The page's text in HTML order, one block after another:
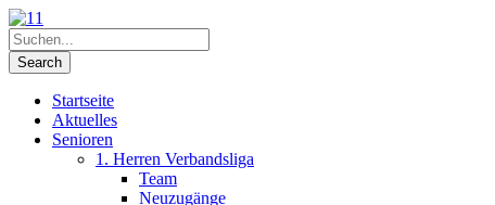
Startseite
Aktuelles
Senioren
1. Herren Verbandsliga
Team
Neuzugänge